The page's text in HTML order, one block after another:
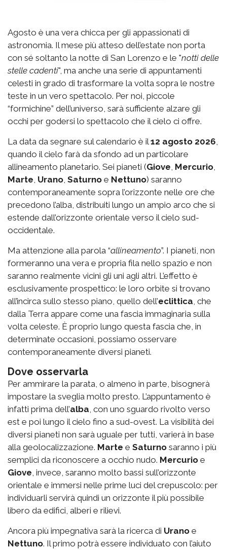
Agosto è una vera chicca per gli appassionati di
astronomia. Il mese più atteso dell’estate non porta
con sé soltanto la notte di San Lorenzo e le "notti delle
stelle cadenti", ma anche una serie di appuntamenti
celesti in grado di trasformare la volta sopra le nostre
teste in un vero spettacolo. Per noi, piccole
“formichine” dell’universo, sarà sufficiente alzare gli
occhi per godersi lo spettacolo che il cielo ci offre.
La data da segnare sul calendario è il 12 agosto 2026
quando il cielo farà da sfondo ad un particolare
allineamento planetario. Sei pianeti (Giove Mercurio
Marte Urano Saturno e Nettuno) saranno
contemporaneamente sopra l’orizzonte nelle ore che
precedono l’alba, distribuiti lungo un ampio arco che si
estende dall’orizzonte orientale verso il cielo sud-
occidentale.
Ma attenzione alla parola “allineamento”. I pianeti, non
formeranno una vera e propria fila nello spazio e non
saranno realmente vicini gli uni agli altri. L’effetto è
esclusivamente prospettico: le loro orbite si trovano
all’incirca sullo stesso piano, quello dell’eclittica , che
dalla Terra appare come una fascia immaginaria sulla
volta celeste. È proprio lungo questa fascia che, in
determinate occasioni, possiamo osservare
contemporaneamente diversi pianeti.
Dove osservarla
Per ammirare la parata, o almeno in parte, bisognerà
impostare la sveglia molto presto. L’appuntamento è
infatti prima dell’alba , con uno sguardo rivolto verso
est e poi lungo il cielo fino a sud-ovest. La visibilità dei
diversi pianeti non sarà uguale per tutti, varierà in base
alla geolocalizzazione. Marte e Saturno saranno i più
semplici da riconoscere a occhio nudo. Mercurio e
Giove , invece, saranno molto bassi sull’orizzonte
orientale e immersi nelle prime luci del crepuscolo: per
individuarli servirà quindi un orizzonte il più possibile
libero da edifici, alberi e rilievi.
Ancora più impegnativa sarà la ricerca di Urano e
Nettuno. Il primo potrà essere individuato con l’aiuto